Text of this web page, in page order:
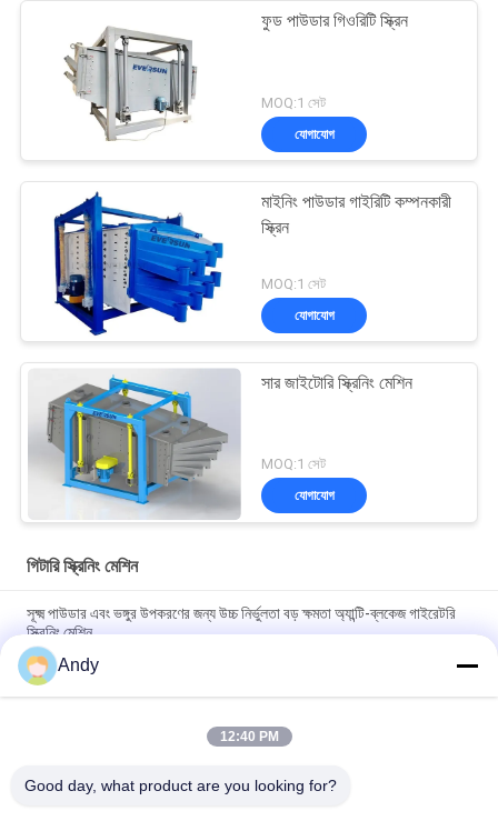
ফুড পাউডার গিওরিটি স্ক্রিন
MOQ:1 সেট
যোগাযোগ
মাইনিং পাউডার গাইরিটি কম্পনকারী
স্ক্রিন
MOQ:1 সেট
যোগাযোগ
সার জাইটোরি স্ক্রিনিং মেশিন
MOQ:1 সেট
যোগাযোগ
গিটারি স্ক্রিনিং মেশিন
সূক্ষ্ম পাউডার এবং ভঙ্গুর উপকরণের জন্য উচ্চ নির্ভুলতা বড় ক্ষমতা অ্যান্টি-ব্লকেজ গাইরেটরি
স্ক্রিনিং মেশিন
ঘূর্ণনশীল স্ক্রিনিং মেশিনটি সলিড পার্টিকল স্ক্রিনিংয়ের জন্য ডিজাইন করা হয়েছে যাতে কম
গোলমালের সাথে মসৃণ অপারেশন এবং সহজ রক্ষণাবেক্ষণ করা যায়
উন্নত উপাদান স্তরায়ন এবং বিচ্ছেদের জন্য প্ল্যানার সাইক্লোন স্ক্রিন প্রযুক্তি ব্যবহার করে
Andy
12:40 PM
Good day, what product are you looking for?